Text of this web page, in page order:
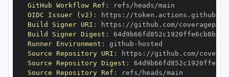
GitHub Workflow Ref :
OIDC Issuer (v2) : https :
Build Signer URI : https :
Build Signer Digest :
Runner Environment : github -
Source Repository URI : https :
Source Repository Digest :
Source Repository Ref :